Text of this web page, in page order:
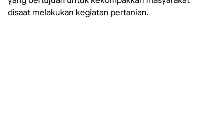
disaat melakukan kegiatan pertanian.